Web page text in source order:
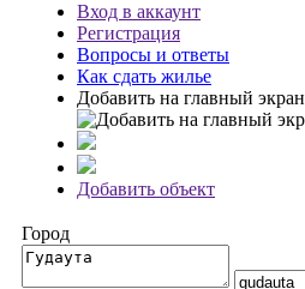
Вход в аккаунт
Регистрация
Вопросы и ответы
Как сдать жилье
Добавить на главный экран
Добавить объект
Город